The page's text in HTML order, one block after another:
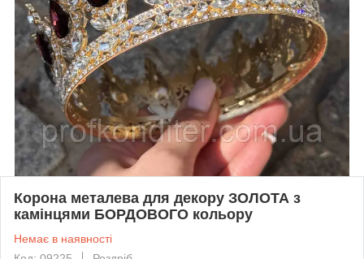
Корона металева для декору ЗОЛОТА з
камінцями БОРДОВОГО кольору
Немає в наявності